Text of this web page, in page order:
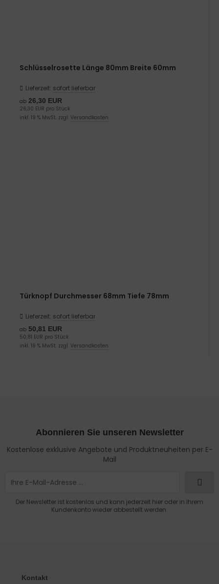
Schlüsselrosette Länge 80mm Breite 60mm
Lieferzeit: sofort lieferbar
ab 26,30 EUR
26,30 EUR pro Stück
inkl. 19 % MwSt. zzgl. Versandkosten
Türknopf Durchmesser 68mm Tiefe 78mm
Lieferzeit: sofort lieferbar
ab 50,81 EUR
50,81 EUR pro Stück
inkl. 19 % MwSt. zzgl. Versandkosten
Abonnieren Sie unseren Newsletter
Kostenlose exklusive Angebote und Produktneuheiten per E-
Mail
Der Newsletter ist kostenlos und kann jederzeit hier oder in Ihrem
Kundenkonto wieder abbestellt werden.
Kontakt